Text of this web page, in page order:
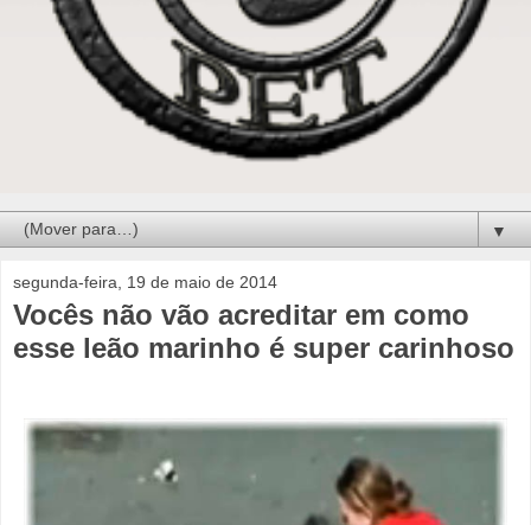
▼
segunda-feira, 19 de maio de 2014
Vocês não vão acreditar em como
esse leão marinho é super carinhoso